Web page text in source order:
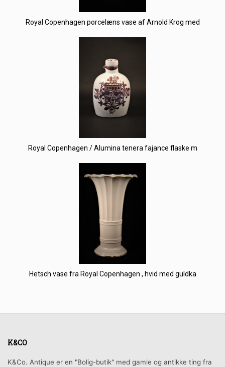
Royal Copenhagen porcelæns vase af Arnold Krog med
Royal Copenhagen / Alumina tenera fajance flaske m
Hetsch vase fra Royal Copenhagen , hvid med guldka
K&CO
K&Co. Antique er en "Bolig-butik" med gamle og antikke ting fra